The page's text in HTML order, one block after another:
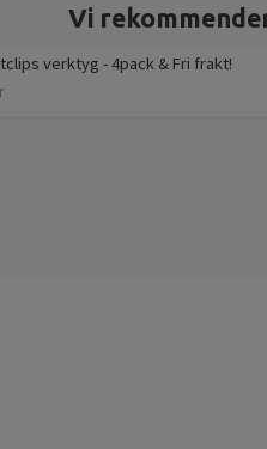
Vi
verktyg - 4pack & Fri frakt!